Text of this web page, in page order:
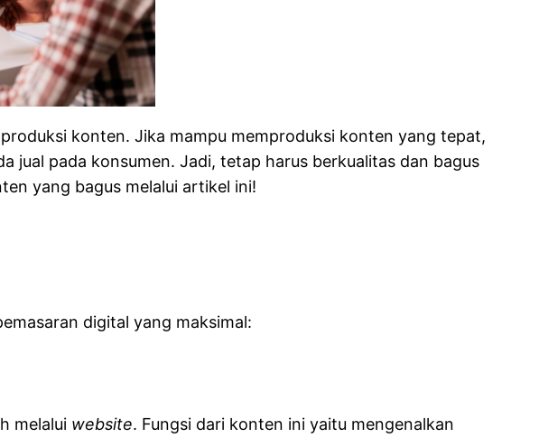
konten. Jika mampu memproduksi konten yang tepat,
jual pada konsumen. Jadi, tetap harus berkualitas dan bagus
yang bagus melalui artikel ini!
digital yang maksimal:
melalui website. Fungsi dari konten ini yaitu mengenalkan